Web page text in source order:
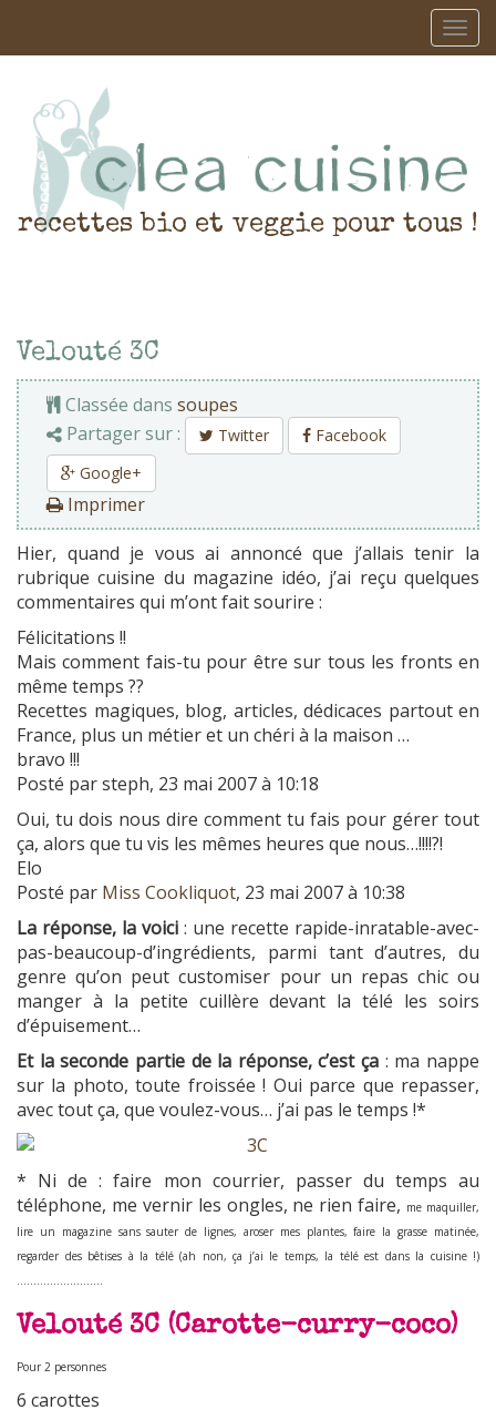
recettes bio et veggie pour tous !
Velouté 3C
Classée dans soupes
Partager sur :
Twitter
Facebook
Google+
Imprimer
Hier, quand je vous ai annoncé que j’allais tenir la
rubrique cuisine du magazine idéo, j’ai reçu quelques
commentaires qui m’ont fait sourire :
Félicitations !!
Mais comment fais-tu pour être sur tous les fronts en
même temps ??
Recettes magiques, blog, articles, dédicaces partout en
France, plus un métier et un chéri à la maison …
bravo !!!
Posté par steph, 23 mai 2007 à 10:18
Oui, tu dois nous dire comment tu fais pour gérer tout
ça, alors que tu vis les mêmes heures que nous…!!!!?!
Elo
Posté par Miss Cookliquot, 23 mai 2007 à 10:38
La réponse, la voici : une recette rapide-inratable-avec-
pas-beaucoup-d’ingrédients, parmi tant d’autres, du
genre qu’on peut customiser pour un repas chic ou
manger à la petite cuillère devant la télé les soirs
d’épuisement…
Et la seconde partie de la réponse, c’est ça : ma nappe
sur la photo, toute froissée ! Oui parce que repasser,
avec tout ça, que voulez-vous… j’ai pas le temps !*
* Ni de : faire mon courrier, passer du temps au
téléphone, me vernir les ongles, ne rien faire, me maquiller,
lire un magazine sans sauter de lignes, aroser mes plantes, faire la grasse matinée,
regarder des bêtises à la télé (ah non, ça j’ai le temps, la télé est dans la cuisine !)
……………………..
Velouté 3C (Carotte-curry-coco)
Pour 2 personnes
6 carottes